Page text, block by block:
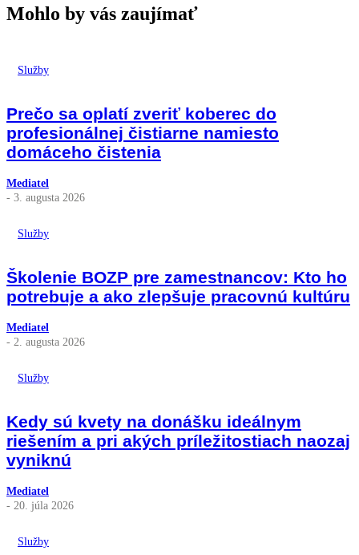
Mohlo by vás zaujímať
Služby
Prečo sa oplatí zveriť koberec do
profesionálnej čistiarne namiesto
domáceho čistenia
Mediatel
- 3. augusta 2026
Služby
Školenie BOZP pre zamestnancov: Kto ho
potrebuje a ako zlepšuje pracovnú kultúru
Mediatel
- 2. augusta 2026
Služby
Kedy sú kvety na donášku ideálnym
riešením a pri akých príležitostiach naozaj
vyniknú
Mediatel
- 20. júla 2026
Služby